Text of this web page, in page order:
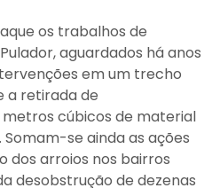
os trabalhos de
aguardados há anos
em um trecho
a retirada de
cúbicos de material
se ainda as ações
dos arroios nos bairros
desobstrução de dezenas